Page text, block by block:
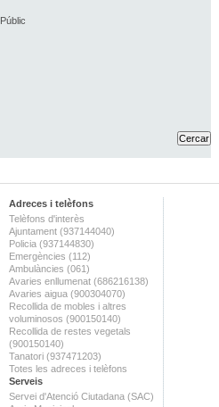
Públic
Adreces i telèfons
Telèfons d'interès
Ajuntament (937144040)
Policia (937144830)
Emergències (112)
Ambulàncies (061)
Avaries enllumenat (686216138)
Avaries aigua (900304070)
Recollida de mobles i altres
voluminosos (900150140)
Recollida de restes vegetals
(900150140)
Tanatori (937471203)
Totes les adreces i telèfons
Serveis
Servei d'Atenció Ciutadana (SAC)